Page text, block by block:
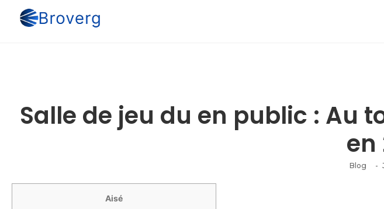
Salle de jeu du en public : Au
en
Blog -
Aisé